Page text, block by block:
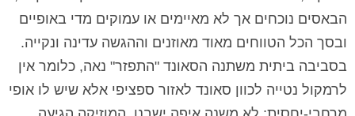
הבאסים נוכחים אך לא מאיימים או עמוקים מדי באופיים
ובסך הכל הטווחים מאוד מאוזנים וההגשה עדינה ונקייה.
בסביבה ביתית משתנה הסאונד "התפזר" נאה, כלומר אין
לרמקול נטייה לכוון סאונד לאזור ספציפי אלא שיש לו אופי